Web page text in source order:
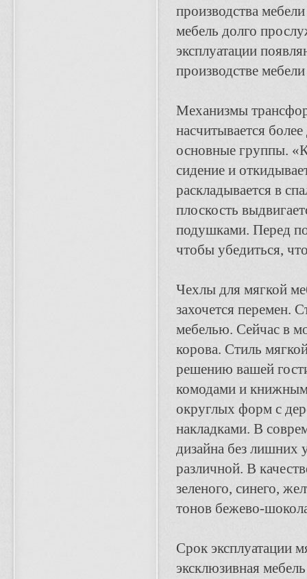
производства
мебель долго
эксплуатации
производстве
Механизмы
насчитывается
основные группы.
сидение и
раскладывается в
плоскость
подушками. Перед
чтобы убедиться,
Чехлы для мягкой
захочется перемен.
мебелью. Сейчас в
корова. Стиль
решению вашей
комодами и
округлых форм с
накладками. В
дизайна без лишних
различной. В
зеленого, синего,
тонов бежево-
Срок эксплуатации
эксклюзивная